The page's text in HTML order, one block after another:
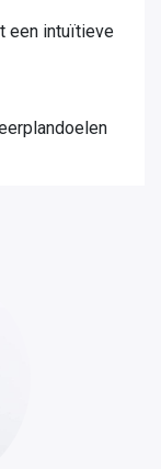
een intuïtieve